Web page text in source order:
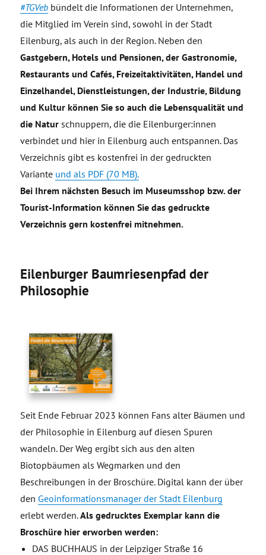
#TGVeb bündelt die Informationen der Unternehmen,
die Mitglied im Verein sind, sowohl in der Stadt
Eilenburg, als auch in der Region. Neben den
Gastgebern, Hotels und Pensionen, der Gastronomie,
Restaurants und Cafés, Freizeitaktivitäten, Handel und
Einzelhandel, Dienstleistungen, der Industrie, Bildung
und Kultur können Sie so auch die Lebensqualität und
die Natur schnuppern, die die Eilenburger:innen
verbindet und hier in Eilenburg auch entspannen. Das
Verzeichnis gibt es kostenfrei in der gedruckten
Variante und als PDF (70 MB).
Bei Ihrem nächsten Besuch im Museumsshop bzw. der
Tourist-Information können Sie das gedruckte
Verzeichnis gern kostenfrei mitnehmen.
Eilenburger Baumriesenpfad der
Philosophie
Seit Ende Februar 2023 können Fans alter Bäumen und
der Philosophie in Eilenburg auf diesen Spuren
wandeln. Der Weg ergibt sich aus den alten
Biotopbäumen als Wegmarken und den
Beschreibungen in der Broschüre. Digital kann der über
den Geoinformationsmanager der Stadt Eilenburg
erlebt werden.Als gedrucktes Exemplar kann die
Broschüre hier erworben werden:
DAS BUCHHAUS in der Leipziger Straße 16